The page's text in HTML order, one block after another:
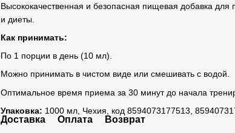
Высококачественная и безопасная пищевая добавка
и диеты.
Как принимать:
По 1 порции в день (10 мл).
Можно принимать в чистом виде или смешивать с водой.
Оптимальное время приема за 30 минут до начала
Упаковка: 1000 мл, Чехия, код 8594073177513,
Доставка Оплата Возврат